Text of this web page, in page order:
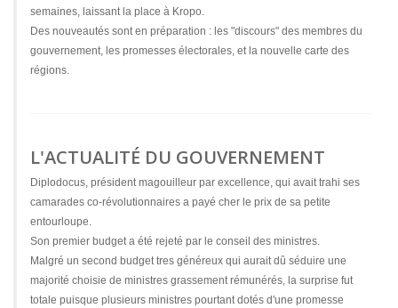
semaines, laissant la place à Kropo.
Des nouveautés sont en préparation : les "discours" des membres du
gouvernement, les promesses électorales, et la nouvelle carte des
régions.
L'ACTUALITÉ DU GOUVERNEMENT
Diplodocus, président magouilleur par excellence, qui avait trahi ses
camarades co-révolutionnaires a payé cher le prix de sa petite
entourloupe.
Son premier budget a été rejeté par le conseil des ministres.
Malgré un second budget tres généreux qui aurait dû séduire une
majorité choisie de ministres grassement rémunérés, la surprise fut
totale puisque plusieurs ministres pourtant dotés d'une promesse